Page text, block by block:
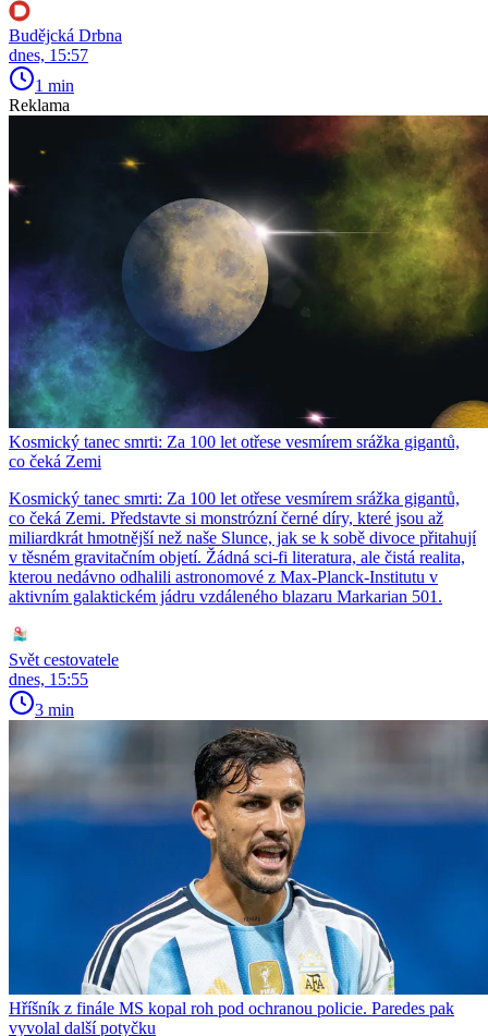
Budějcká Drbna
dnes, 15:57
1 min
Reklama
Kosmický tanec smrti: Za 100 let otřese vesmírem srážka gigantů,
co čeká Zemi
Kosmický tanec smrti: Za 100 let otřese vesmírem srážka gigantů,
co čeká Zemi. Představte si monstrózní černé díry, které jsou až
miliardkrát hmotnější než naše Slunce, jak se k sobě divoce přitahují
v těsném gravitačním objetí. Žádná sci-fi literatura, ale čistá realita,
kterou nedávno odhalili astronomové z Max-Planck-Institutu v
aktivním galaktickém jádru vzdáleného blazaru Markarian 501.
Svět cestovatele
dnes, 15:55
3 min
Hříšník z finále MS kopal roh pod ochranou policie. Paredes pak
vyvolal další potyčku